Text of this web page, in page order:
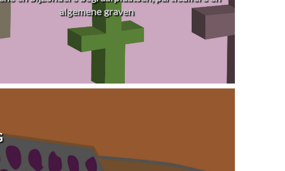
algemene graven